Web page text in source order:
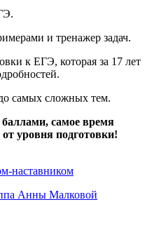
и тренажер задач.
к ЕГЭ, которая за 17 лет
самых сложных тем.
самое время
уровня подготовки!
наставником
Анны Малковой